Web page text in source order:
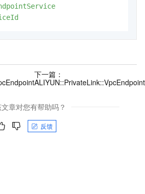
下一篇：
章对您有帮助吗？
反馈